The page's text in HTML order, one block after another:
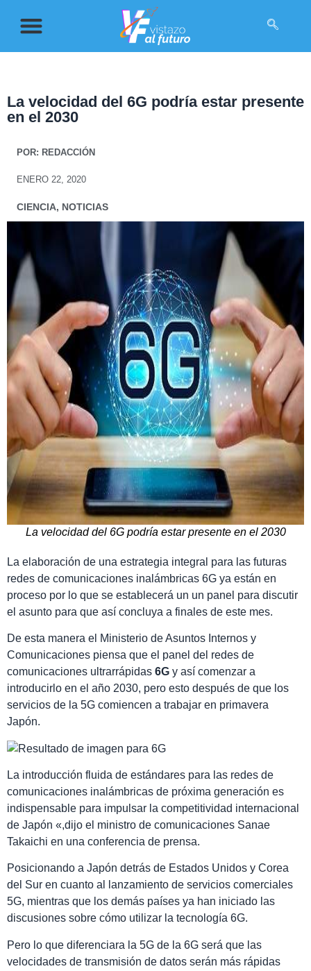
La velocidad del 6G podría estar presente
en el 2030
POR: REDACCIÓN
ENERO 22, 2020
CIENCIA, NOTICIAS
La velocidad del 6G podría estar presente en el 2030
La elaboración de una estrategia integral para las futuras
redes de comunicaciones inalámbricas 6G ya están en
proceso por lo que se establecerá un un panel para discutir
el asunto para que así concluya a finales de este mes.
De esta manera el Ministerio de Asuntos Internos y
Comunicaciones piensa que el panel del redes de
comunicaciones ultrarrápidas 6G y así comenzar a
introducirlo en el año 2030, pero esto después de que los
servicios de la 5G comiencen a trabajar en primavera
Japón.
La introducción fluida de estándares para las redes de
comunicaciones inalámbricas de próxima generación es
indispensable para impulsar la competitividad internacional
de Japón «,dijo el ministro de comunicaciones Sanae
Takaichi en una conferencia de prensa.
Posicionando a Japón detrás de Estados Unidos y Corea
del Sur en cuanto al lanzamiento de servicios comerciales
5G, mientras que los demás países ya han iniciado las
discusiones sobre cómo utilizar la tecnología 6G.
Pero lo que diferenciara la 5G de la 6G será que las
velocidades de transmisión de datos serán más rápidas